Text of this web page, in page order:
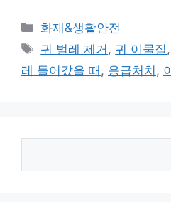
카
테
고
리
화재&생활안전
태
그
귀 벌레 제거 , 귀 이물질 ,
레 들어갔을 때 , 응급처치 ,